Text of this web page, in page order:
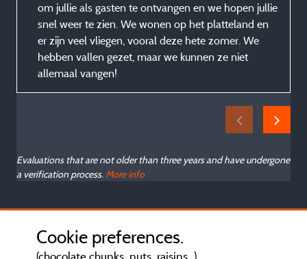
om jullie als gasten te ontvangen en we hopen jullie
snel weer te zien. We wonen op het platteland en
er zijn veel vliegen, vooral deze hete zomer. We
hebben vallen gezet, maar we kunnen ze niet
allemaal vangen!
Evaluations that are not older than three years and have undergone
a verification process. More info
Cookie preferences.
(chocolate chunks, nuts, raisins...)